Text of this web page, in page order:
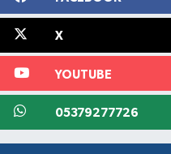
X
YOUTUBE
05379277726